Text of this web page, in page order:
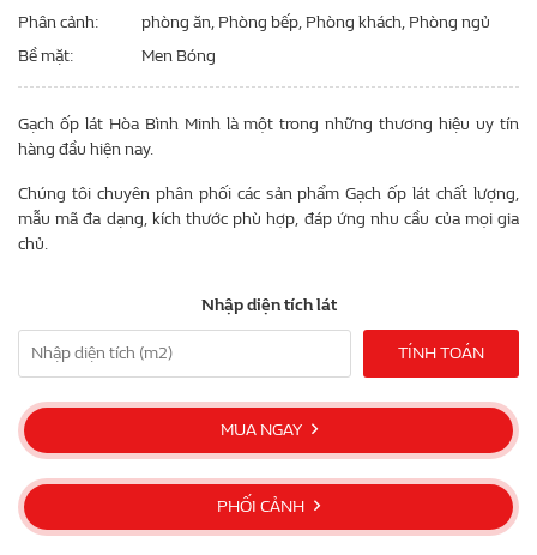
Phân cảnh
phòng ăn, Phòng bếp, Phòng khách, Phòng ngủ
Bề mặt
Men Bóng
Gạch ốp lát Hòa Bình Minh là một trong những thương hiệu uy tín
hàng đầu hiện nay.
Chúng tôi chuyên phân phối các sản phẩm Gạch ốp lát chất lượng,
mẫu mã đa dạng, kích thước phù hợp, đáp ứng nhu cầu của mọi gia
chủ.
Nhập diện tích lát
TÍNH TOÁN
MUA NGAY
PHỐI CẢNH